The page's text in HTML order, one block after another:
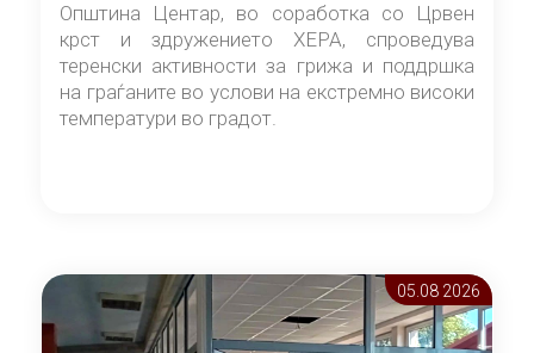
Општина Центар, во соработка со Црвен
крст и здружението ХЕРА, спроведува
теренски активности за грижа и поддршка
на граѓаните во услови на екстремно високи
температури во градот.
05.08 2026